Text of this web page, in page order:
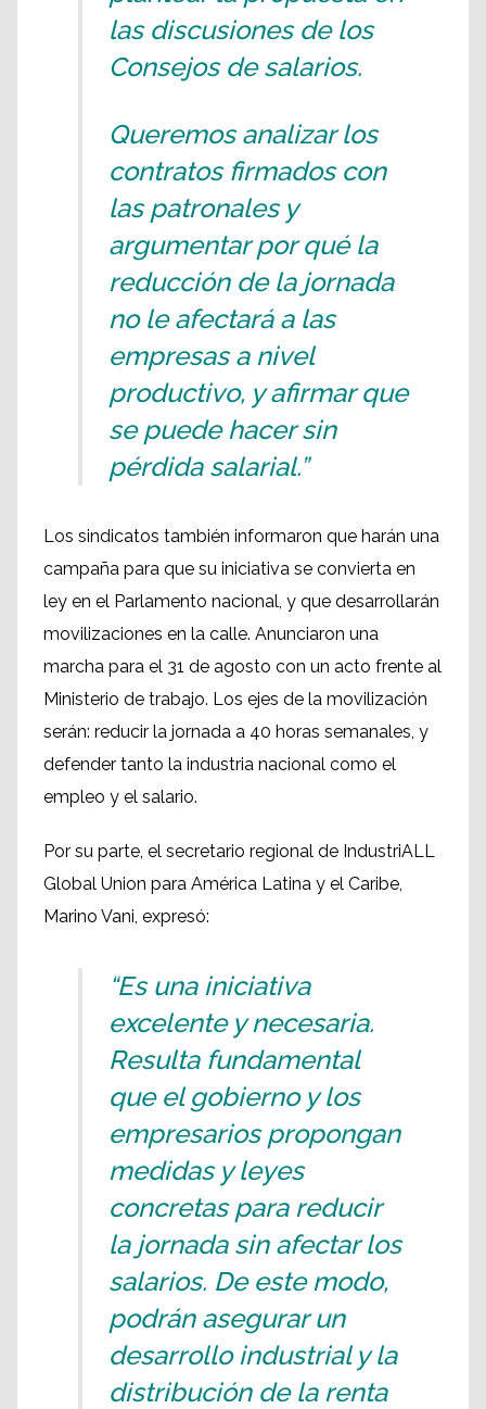
las discusiones de los
Consejos de salarios.
Queremos analizar los
contratos firmados con
las patronales y
argumentar por qué la
reducción de la jornada
no le afectará a las
empresas a nivel
productivo, y afirmar que
se puede hacer sin
pérdida salarial.”
Los sindicatos también informaron que harán una
campaña para que su iniciativa se convierta en
ley en el Parlamento nacional, y que desarrollarán
movilizaciones en la calle. Anunciaron una
marcha para el 31 de agosto con un acto frente al
Ministerio de trabajo. Los ejes de la movilización
serán: reducir la jornada a 40 horas semanales, y
defender tanto la industria nacional como el
empleo y el salario.
Por su parte, el secretario regional de IndustriALL
Global Union para América Latina y el Caribe,
Marino Vani, expresó:
“Es una iniciativa
excelente y necesaria.
Resulta fundamental
que el gobierno y los
empresarios propongan
medidas y leyes
concretas para reducir
la jornada sin afectar los
salarios. De este modo,
podrán asegurar un
desarrollo industrial y la
distribución de la renta